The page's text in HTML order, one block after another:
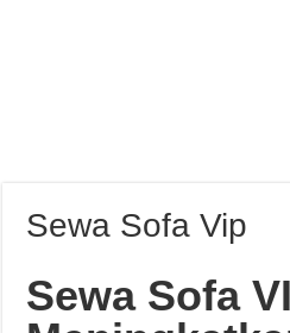
Sewa Sofa Vip
Sewa Sofa